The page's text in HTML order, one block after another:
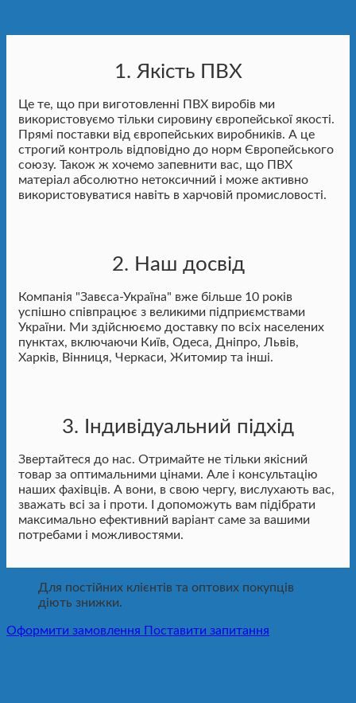
1. Якість ПВХ
Це те, що при виготовленні ПВХ виробів ми
використовуємо тільки сировину європейської якості.
Прямі поставки від європейських виробників. А це
строгий контроль відповідно до норм Європейського
союзу. Також ж хочемо запевнити вас, що ПВХ
матеріал абсолютно нетоксичний і може активно
використовуватися навіть в харчовій промисловості.
2. Наш досвід
Компанія "Завєса-Україна" вже більше 10 років
успішно співпрацює з великими підприємствами
України. Ми здійснюємо доставку по всіх населених
пунктах, включаючи Київ, Одеса, Дніпро, Львів,
Харків, Вінниця, Черкаси, Житомир та інші.
3. Індивідуальний підхід
Звертайтеся до нас. Отримайте не тільки якісний
товар за оптимальними цінами. Але і консультацію
наших фахівців. А вони, в свою чергу, вислухають вас,
зважать всі за і проти. І допоможуть вам підібрати
максимально ефективний варіант саме за вашими
потребами і можливостями.
Для постійних клієнтів та оптових покупців
діють знижки.
Оформити замовлення Поставити запитання